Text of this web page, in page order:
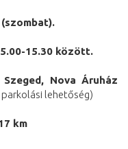
15.30 között.
Szeged, Nova Áruház
lehetőség)
km